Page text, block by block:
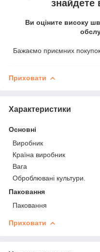
знайдете
Ви оціните високу
Бажаємо приємних
Приховати
Характеристики
Основні
Виробник
Країна виробник
Вага
Оброблювані культури.
Паковання
Паковання
Приховати